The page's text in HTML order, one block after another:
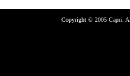
Copyright © 2005 Capri.